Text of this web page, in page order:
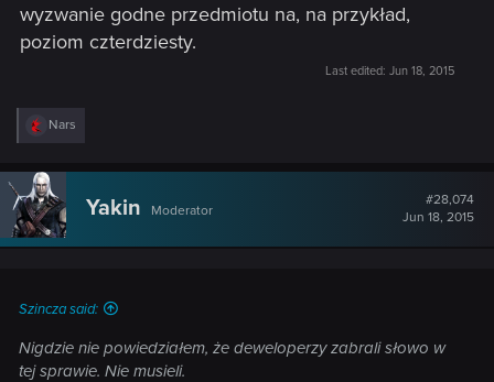
wyzwanie godne przedmiotu na, na przykład,
poziom czterdziesty.
Last edited: Jun 18, 2015
R
e
c
t
i
o
n
Nars
Yakin Moderator
#28,074
Jun 18, 2015
Szincza said:
Nigdzie nie powiedziałem, że deweloperzy zabrali słowo w
tej sprawie. Nie musieli.